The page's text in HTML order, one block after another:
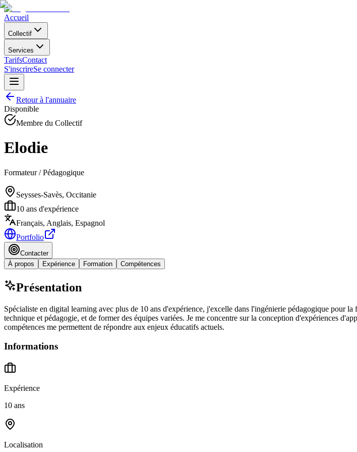
Accueil
Collectif
Services
TarifsContact
S'inscrireSe connecter
Retour à l'annuaire
Disponible
Membre du Collectif
Elodie
Formateur / Pédagogique
Seysses-Savès, Occitanie
10 ans d'expérience
Français, Anglais, Espagnol
Portfolio
Contacter
À propos
Expérience Formation Compétences
Présentation
Spécialiste en digital learning avec plus de 10 ans d'expérience, j'excelle dans l'ingénierie pédagogique pour
technique et pédagogie, et de former des équipes variées. Je me concentre sur la conception d'expériences
compétences me permettent de répondre aux enjeux éducatifs actuels.
Informations
Expérience
10 ans
Localisation